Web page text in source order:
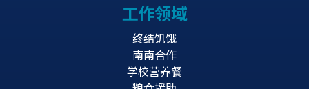
工作领域
终结饥饿
南南合作
学校营养餐